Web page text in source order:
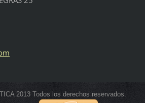
2013 Todos los derechos reservados.